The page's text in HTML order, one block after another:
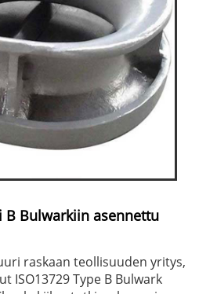
B Bulwarkiin asennettu
raskaan teollisuuden yritys,
ISO13729 Type B Bulwark